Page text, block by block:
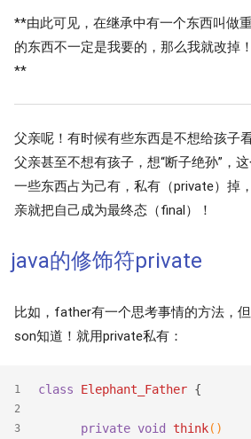
**由此可见，在继承中有一个东西叫做
的东西不一定是我要的，那么我就改掉
**
父亲呢！有时候有些东西是不想给孩子
父亲甚至不想有孩子，想“断子绝孙”，
一些东西占为己有，私有（private）掉
亲就把自己成为最终态（final）！
java的修饰符private
比如，father有一个思考事情的方法，
son知道！就用private私有：
1
2
3
class Elephant_Father {
private void think()